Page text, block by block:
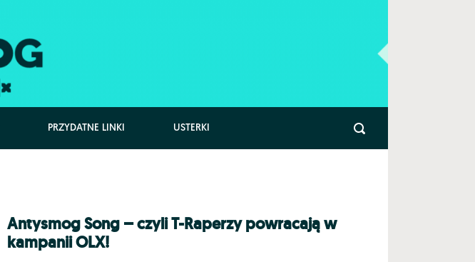
PRZYDATNE LINKI USTERKI
Antysmog Song – czyli T-Raperzy powracają w
kampanii OLX!